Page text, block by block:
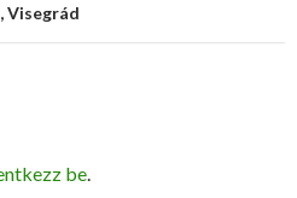
Visegrád
be.